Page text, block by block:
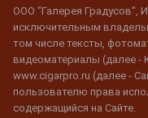
ООО "Галерея Градусов",
исключительным
том числе тексты,
видеоматериалы (далее -
www.cigarpro.ru (далее -
пользователю права
содержащийся на Сайте.